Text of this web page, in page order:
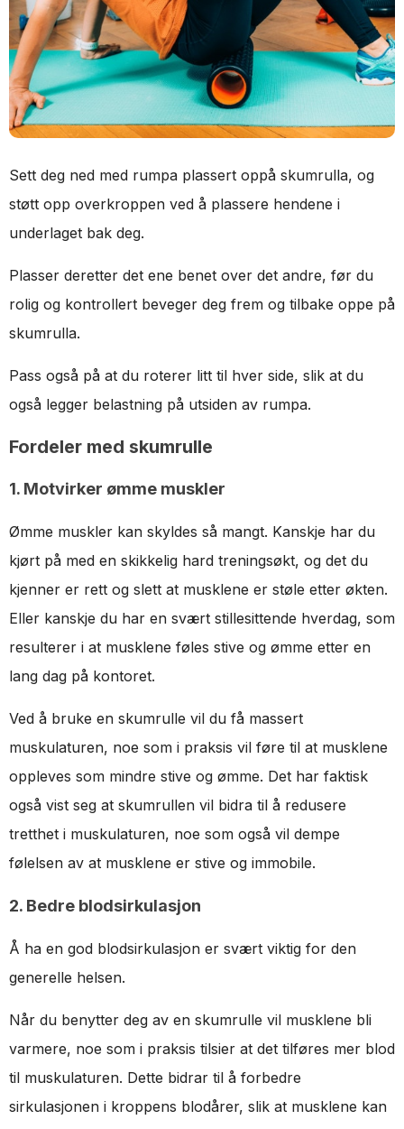
Sett deg ned med rumpa plassert oppå skumrulla, og
støtt opp overkroppen ved å plassere hendene i
underlaget bak deg.
Plasser deretter det ene benet over det andre, før du
rolig og kontrollert beveger deg frem og tilbake oppe på
skumrulla.
Pass også på at du roterer litt til hver side, slik at du
også legger belastning på utsiden av rumpa.
Fordeler med skumrulle
1. Motvirker ømme muskler
Ømme muskler kan skyldes så mangt. Kanskje har du
kjørt på med en skikkelig hard treningsøkt, og det du
kjenner er rett og slett at musklene er støle etter økten.
Eller kanskje du har en svært stillesittende hverdag, som
resulterer i at musklene føles stive og ømme etter en
lang dag på kontoret.
Ved å bruke en skumrulle vil du få massert
muskulaturen, noe som i praksis vil føre til at musklene
oppleves som mindre stive og ømme. Det har faktisk
også vist seg at skumrullen vil bidra til å redusere
tretthet i muskulaturen, noe som også vil dempe
følelsen av at musklene er stive og immobile.
2. Bedre blodsirkulasjon
Å ha en god blodsirkulasjon er svært viktig for den
generelle helsen.
Når du benytter deg av en skumrulle vil musklene bli
varmere, noe som i praksis tilsier at det tilføres mer blod
til muskulaturen. Dette bidrar til å forbedre
sirkulasjonen i kroppens blodårer, slik at musklene kan